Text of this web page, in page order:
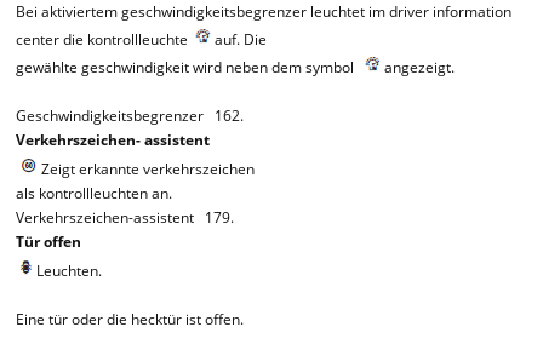
Bei aktiviertem geschwindigkeitsbegrenzer leuchtet im driver information
center die kontrollleuchte
auf. Die
gewählte geschwindigkeit wird neben dem symbol
angezeigt.
Geschwindigkeitsbegrenzer 162.
Verkehrszeichen- assistent
Zeigt erkannte verkehrszeichen
als kontrollleuchten an.
Verkehrszeichen-assistent 179.
Tür offen
Leuchten.
Eine tür oder die hecktür ist offen.